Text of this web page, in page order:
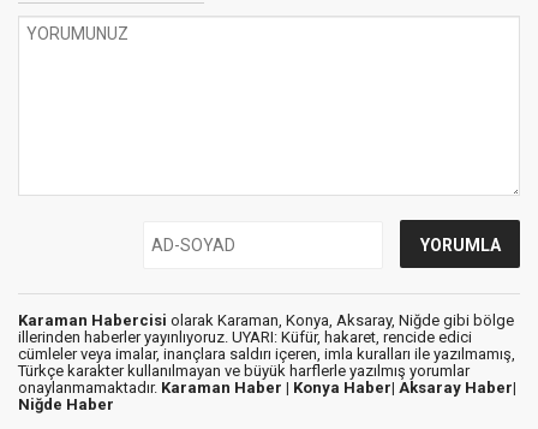
Karaman Habercisi olarak Karaman, Konya, Aksaray, Niğde gibi bölge
illerinden haberler yayınlıyoruz. UYARI: Küfür, hakaret, rencide edici
cümleler veya imalar, inançlara saldırı içeren, imla kuralları ile yazılmamış,
Türkçe karakter kullanılmayan ve büyük harflerle yazılmış yorumlar
onaylanmamaktadır. Karaman Haber | Konya Haber| Aksaray Haber|
Niğde Haber